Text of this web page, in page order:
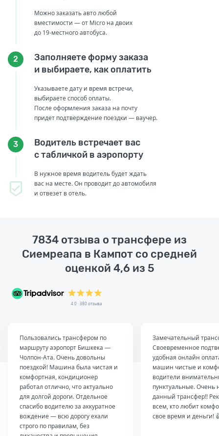
Можно заказать авто любой
вместимости — от Micro на двоих
до 19-местного автобуса.
2
Заполняете форму заказа
и выбираете, как оплатить
Указываете дату и время встречи,
выбираете способ оплаты.
После оформления заказа на почту
придет подтверждение поездки — ваучер.
3
Водитель встречает вас
с табличкой в аэропорту
В нужное время водитель будет ждать
вас на месте. Он проводит до автомобиля
и отвезет в отель.
7834 отзыва о трансфере из
Сиемреапа в Кампот со средней
оценкой 4,6 из 5
4.0 · 380 отзыва
Пользовались трансфером по
маршруту аэропорт Бишкека —
Чолпон-Ата. Очень довольны
поездкой! Машина была чистая и
комфортная, кондиционер
работал отлично, что актуально
для долгой дороги. Отдельное
спасибо водителю за аккуратное
вождение — всю дорогу ехали
строго по правилам, без
Замечательный
Своевременное
удобная онлайн
машин чистые и
водители
пунктуальные. Очень
данный трансфер!!
всем, кто любит
свое время и деньги!